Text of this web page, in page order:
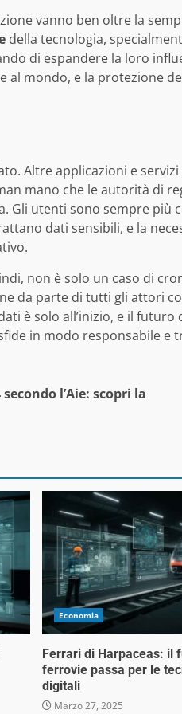
vanno ben oltre la
della tecnologia,
di espandere la loro
al mondo, e la protezione
Altre applicazioni e
mano che le autorità di
Gli utenti sono sempre più
dati sensibili, e la
non è solo un caso di
da parte di tutti gli attori
è solo all’inizio, e il
in modo responsabile e
l’Aie: scopri la
Economia
Ferrari di Harpaceas: il
ferrovie passa per le
digitali
Marzo 27, 2025